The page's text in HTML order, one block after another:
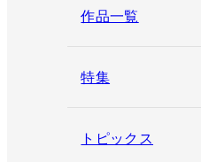
作品一覧
特集
トピックス